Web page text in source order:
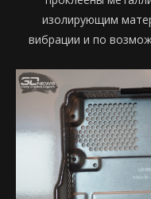
изолирующим
вибрации и по